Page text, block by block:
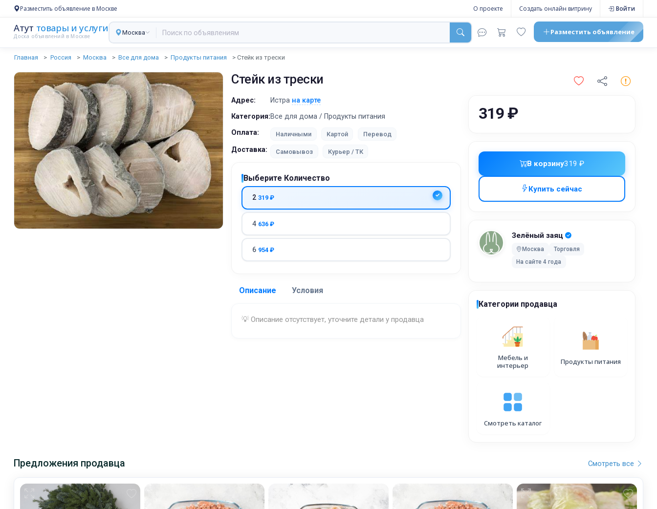
Разместить объявление в Москве О проекте Создать онлайн витрину Войти
Атут товары и услуги
Доска объявлений в Москве
Москва Разместить объявление
Главная Россия Москва Все для дома Продукты питания Стейк из трески
Стейк из трески
319 ₽
В корзину319 ₽
Купить сейчас
Зелёный заяц
Москва
Торговля
На сайте 4 года
Категории продавца
Мебель и
интерьер
Продукты питания
Смотреть каталог
Адрес: Истра на карте
Категория:Все для дома / Продукты питания
Оплата:
Наличными Картой Перевод
Доставка: Самовывоз Курьер / ТК
Выберите Количество
2 319 ₽
4 636 ₽
6 954 ₽
Описание Условия
💡 Описание отсутствует, уточните детали у продавца
Доставка:
Предложения продавца Смотреть все